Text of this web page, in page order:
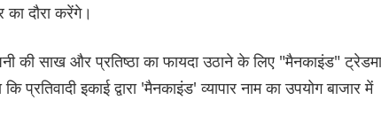
दौरा करेंगे।
की साख और प्रतिष्ठा का फायदा उठाने के लिए "मैनकाइंड"
इकाई द्वारा 'मैनकाइंड' व्यापार नाम का उपयोग बाजार में